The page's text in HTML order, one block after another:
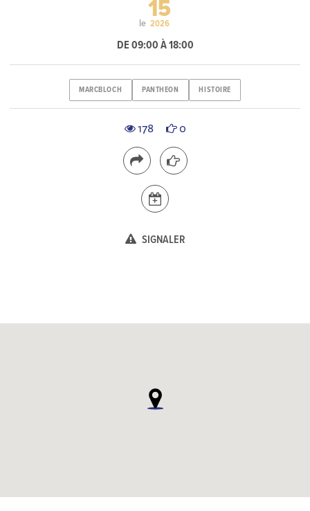
le15
2026
DE 09:00 À 18:00
MARCBLOCH PANTHEON HISTOIRE
178 0
SIGNALER